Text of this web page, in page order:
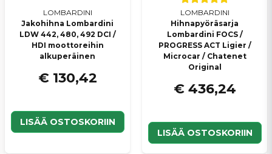
LOMBARDINI
Jakohihna Lombardini
LDW 442, 480, 492 DCI /
HDI moottoreihin
alkuperäinen
€ 130,42
LISÄÄ OSTOSKORIIN
LOMBARDINI
Hihnapyöräsarja
Lombardini FOCS /
PROGRESS ACT Ligier /
Microcar / Chatenet
Original
€ 436,24
LISÄÄ OSTOSKORIIN